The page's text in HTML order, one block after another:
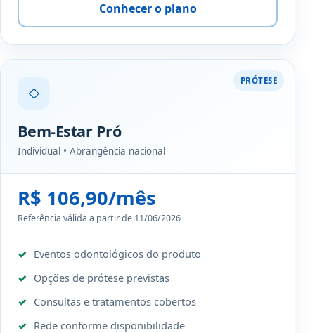
Conhecer o plano
PRÓTESE
◇
Bem-Estar Pró
Individual • Abrangência nacional
R$ 106,90/mês
Referência válida a partir de 11/06/2026
Eventos odontológicos do produto
Opções de prótese previstas
Consultas e tratamentos cobertos
Rede conforme disponibilidade